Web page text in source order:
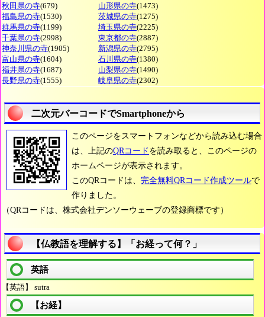
秋田県の寺(679) 山形県の寺(1473)
福島県の寺(1530) 茨城県の寺(1275)
群馬県の寺(1199) 埼玉県の寺(2225)
千葉県の寺(2998) 東京都の寺(2887)
神奈川県の寺(1905) 新潟県の寺(2795)
富山県の寺(1604) 石川県の寺(1380)
福井県の寺(1687) 山梨県の寺(1490)
長野県の寺(1555) 岐阜県の寺(2302)
二次元バーコードでSmartphoneから
このページをスマートフォンなどから読み込む場合
は、上記のQRコード を読み取ると、このページの
ホームページが表示されます。
このQRコードは、 完全無料QRコード作成ツールで
作りました。
（QRコードは、株式会社デンソーウェーブの登録商標です）
【仏教語を理解する】「お経って何？」
英語
【英語】 sutra
【お経】